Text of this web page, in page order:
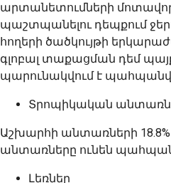
արտանետումների
պաշտպանելու դեպքում
հողերի ծածկույթի
գլոբալ տաքացման դեմ
պարունակվում է
Տրոպիկական
Աշխարհի անտառների
անտառները ունեն
Լեռներ